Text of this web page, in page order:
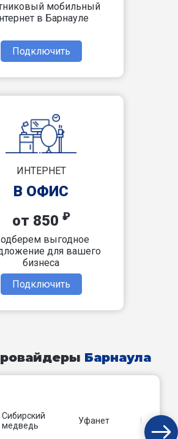
мобильный
в Барнауле
Подключить
ИНТЕРНЕТ
В ОФИС
от 850 ₽
выгодное
для вашего
бизнеса
Подключить
Барнаула
Сибирский
медведь
Уфанет Beeline